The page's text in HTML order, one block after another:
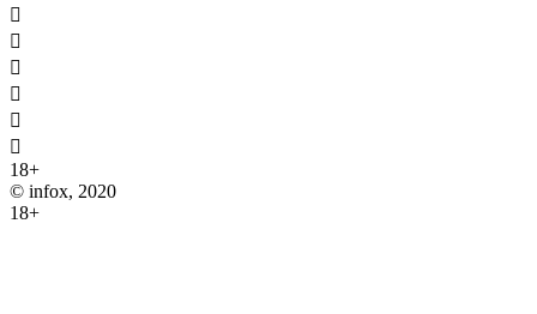






18+
© infox, 2020
18+